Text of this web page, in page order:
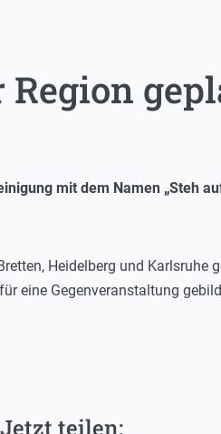
Region
mit dem Namen „Steh
Heidelberg und
eine Gegenveranstaltung